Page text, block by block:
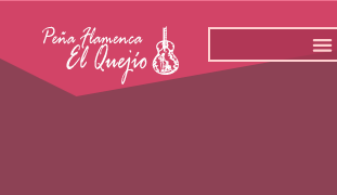
contenido